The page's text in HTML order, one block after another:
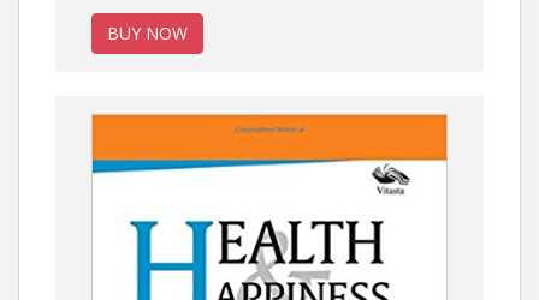
BUY NOW